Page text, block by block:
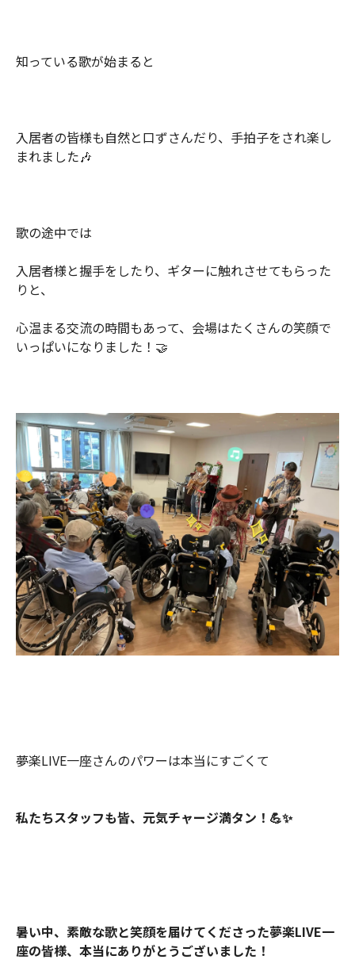
知っている歌が始まると
入居者の皆様も自然と口ずさんだり、手拍子をされ楽し
まれました🎶
歌の途中では
入居者様と握手をしたり、ギターに触れさせてもらった
りと、
心温まる交流の時間もあって、会場はたくさんの笑顔で
いっぱいになりました！🤝
夢楽LIVE一座さんのパワーは本当にすごくて
私たちスタッフも皆、元気チャージ満タン！💪✨
暑い中、素敵な歌と笑顔を届けてくださった夢楽LIVE一
座の皆様、本当にありがとうございました！